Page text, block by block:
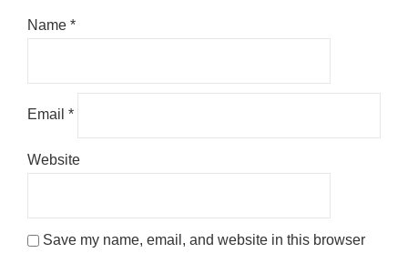
Name *
Email *
Website
Save my name, email, and website in this browser